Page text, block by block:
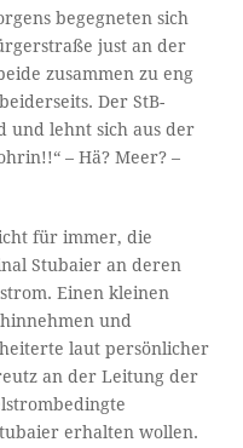
begegneten sich
just an der
zusammen zu eng
Der StB-
und lehnt sich aus der
– Hä? Meer? –
für immer, die
Stubaier an deren
Einen kleinen
und
laut persönlicher
an der Leitung der
erhalten wollen.